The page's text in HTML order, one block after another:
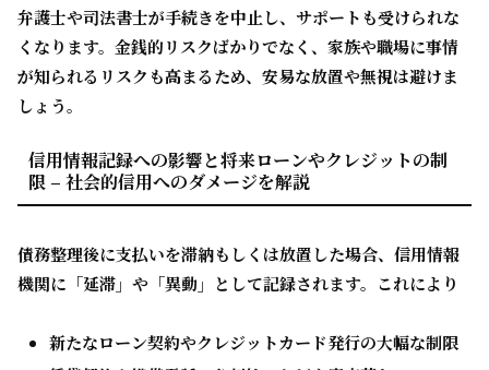
弁護士や司法書士が手続きを中止し、サポートも受けられな
くなります。金銭的リスクばかりでなく、家族や職場に事情
が知られるリスクも高まるため、安易な放置や無視は避けま
しょう。
信用情報記録への影響と将来ローンやクレジットの制
限 – 社会的信用へのダメージを解説
債務整理後に支払いを滞納もしくは放置した場合、信用情報
機関に「延滞」や「異動」として記録されます。これにより
新たなローン契約やクレジットカード発行の大幅な制限